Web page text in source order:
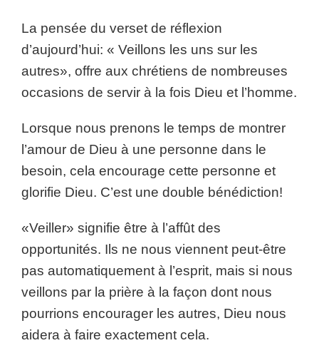
La pensée du verset de réflexion
d’aujourd’hui: « Veillons les uns sur les
autres», offre aux chrétiens de nombreuses
occasions de servir à la fois Dieu et l’homme.
Lorsque nous prenons le temps de montrer
l’amour de Dieu à une personne dans le
besoin, cela encourage cette personne et
glorifie Dieu. C’est une double bénédiction!
«Veiller» signifie être à l’affût des
opportunités. Ils ne nous viennent peut-être
pas automatiquement à l’esprit, mais si nous
veillons par la prière à la façon dont nous
pourrions encourager les autres, Dieu nous
aidera à faire exactement cela.